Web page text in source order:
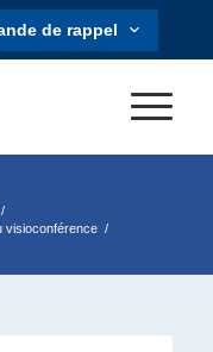
/
visioconférence /